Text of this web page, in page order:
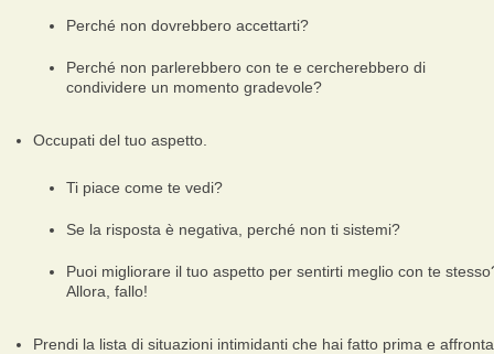
Perché non dovrebbero accettarti?
Perché non parlerebbero con te e cercherebbero di
condividere un momento gradevole?
Occupati del tuo aspetto.
Ti piace come te vedi?
Se la risposta è negativa, perché non ti sistemi?
Puoi migliorare il tuo aspetto per sentirti meglio con te
Allora, fallo!
Prendi la lista di situazioni intimidanti che hai fatto prima e affronta